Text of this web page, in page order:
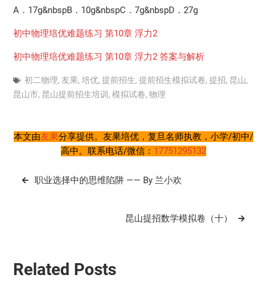
A．17g&nbspB．10g&nbspC．7g&nbspD．27g
初中物理培优难题练习 第10章 浮力2
初中物理培优难题练习 第10章 浮力2 答案与解析
初二物理, 友果, 培优, 提前招生, 提前招生模拟试卷, 提招, 昆山,
昆山市, 昆山提前招生培训 , 模拟试卷, 物理
本文由友果分享提供。友果培优，复旦名师执教，小学/初中/
高中。联系电话/微信： 17751295132
文
职业选择中的思维陷阱 —— By 兰小欢
昆山提招数学模拟卷（十）
Related Posts